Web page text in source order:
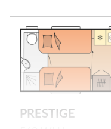
PRESTIGE